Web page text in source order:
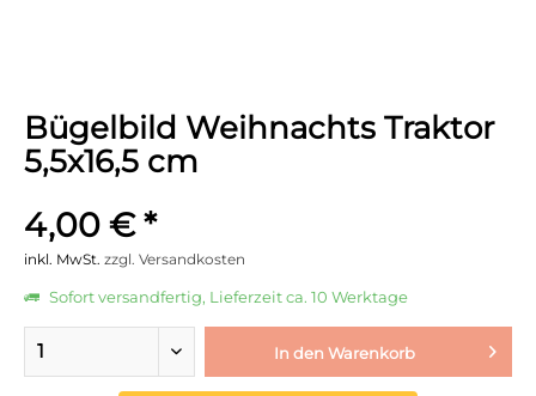
Bügelbild Weihnachts Traktor
5,5x16,5 cm
4,00 € *
inkl. MwSt. zzgl. Versandkosten
Sofort versandfertig, Lieferzeit ca. 10 Werktage
In den Warenkorb